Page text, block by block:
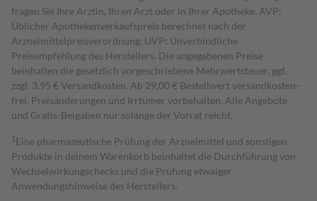
fragen Sie Ihre Ärztin, Ihren Arzt oder in Ihrer Apotheke. AVP:
Üblicher Apothekenverkaufspreis berechnet nach der
Arzneimittelpreisverordnung. UVP: Unverbindliche
Preisempfehlung des Herstellers. Die angegebenen Preise
beinhalten die gesetzlich vorgeschriebene Mehrwertsteuer, ggf.
zzgl. 3,95 € Versandkosten. Ab 29,00 € Bestell­wert versand­kosten­
frei. Preisänderungen und Irrtümer vorbehalten. Alle Angebote
und Gratis-Beigaben nur solange der Vorrat reicht.
1 Eine pharmazeutische Prüfung der Arzneimittel und sonstigen
Produkte in deinem Warenkorb beinhaltet die Durchführung von
Wechselwirkungschecks und die Prüfung etwaiger
Anwendungshinweise des Herstellers.